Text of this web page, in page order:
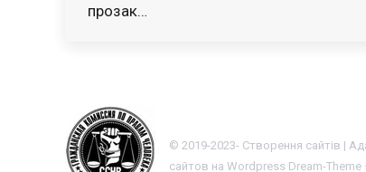
прозак…
© 2019-2023- Створення сайтів |
сайтов на Wordpress Dream-Theme